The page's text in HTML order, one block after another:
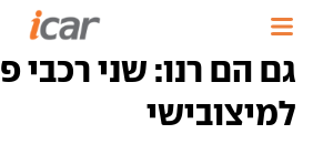
גם הם רנו: שני רכבי
למיצובישי